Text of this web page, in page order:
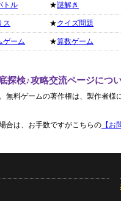
トル
ス
ゲーム
★謎解き
★クイズ問題
★算数ゲーム
探検♪攻略交流ページにつ
無料ゲームの著作権は、製作者様
合は、お手数ですがこちらの 【お